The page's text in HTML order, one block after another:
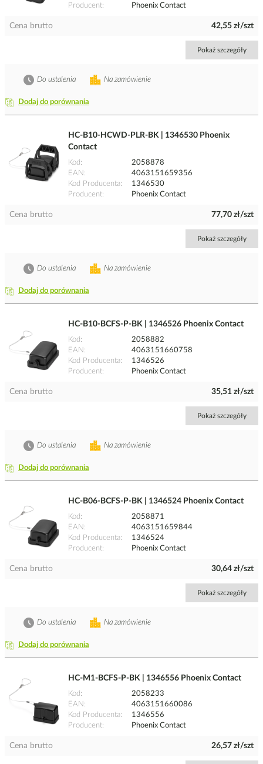
Producent
Phoenix Contact
Cena brutto 42,55 zł/szt
Pokaż szczegóły
Dodaj do porównania
Na zamówienie
Do ustalenia
HC-B10-HCWD-PLR-BK | 1346530 Phoenix
Contact
Kod
2058878
EAN
4063151659356
Kod Producenta
1346530
Producent
Phoenix Contact
Cena brutto 77,70 zł/szt
Pokaż szczegóły
Dodaj do porównania
Na zamówienie
Do ustalenia
HC-B10-BCFS-P-BK | 1346526 Phoenix Contact
Kod
2058882
EAN
4063151660758
Kod Producenta
1346526
Producent
Phoenix Contact
Cena brutto 35,51 zł/szt
Pokaż szczegóły
Dodaj do porównania
Na zamówienie
Do ustalenia
HC-B06-BCFS-P-BK | 1346524 Phoenix Contact
Kod
2058871
EAN
4063151659844
Kod Producenta
1346524
Producent
Phoenix Contact
Cena brutto 30,64 zł/szt
Pokaż szczegóły
Dodaj do porównania
Na zamówienie
Do ustalenia
HC-M1-BCFS-P-BK | 1346556 Phoenix Contact
Kod
2058233
EAN
4063151660086
Kod Producenta
1346556
Producent
Phoenix Contact
Cena brutto 26,57 zł/szt